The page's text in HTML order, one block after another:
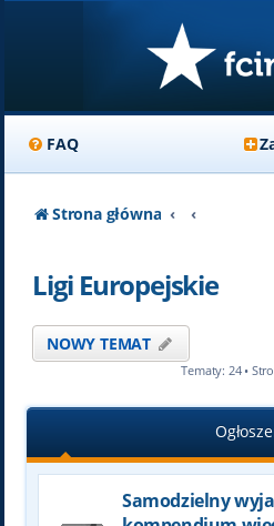
FAQ
Strona główna
Ligi Europejskie
NOWY TEMAT
Tematy: 24 •
Samodzielny